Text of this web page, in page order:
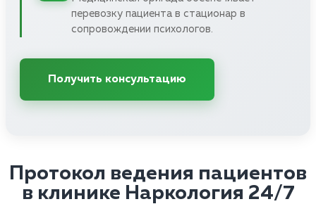
перевозку пациента в стационар в
сопровождении психологов.
Получить консультацию
Протокол ведения пациентов
в клинике Наркология 24/7